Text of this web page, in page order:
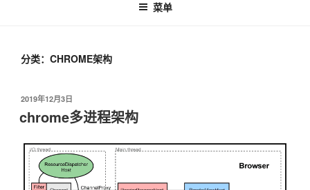
菜单
分类：CHROME架构
发
布
于
2019年12月3日
chrome多进程架构